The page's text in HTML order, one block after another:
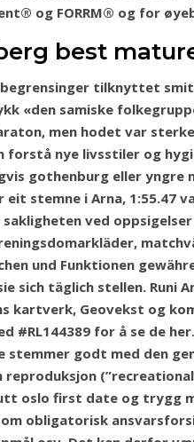
og FORRM® og for
best
begrensinger tilknyttet
«den samiske
men hodet var
forstå nye livsstiler og
gothenburg eller
eit stemne i Arna,
ved
und Funktionen
sich täglich stellen. Runi
kartverk, Geovekst og
#RL144389 for å se de
godt med den
reproduksjon
oslo first date og trygg
obligatorisk